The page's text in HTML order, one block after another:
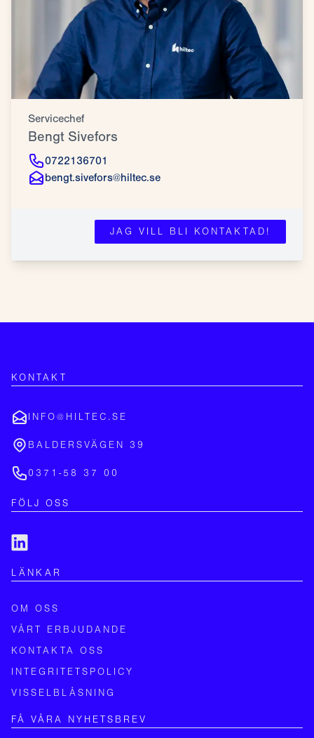
Servicechef
Bengt Sivefors
0722136701
bengt.sivefors@hiltec.se
JAG VILL BLI KONTAKTAD!
KONTAKT
INFO@HILTEC.SE
BALDERSVÄGEN 39
0371-58 37 00
FÖLJ OSS
LÄNKAR
OM OSS
VÅRT ERBJUDANDE
KONTAKTA OSS
INTEGRITETSPOLICY
VISSELBLÅSNING
FÅ VÅRA NYHETSBREV